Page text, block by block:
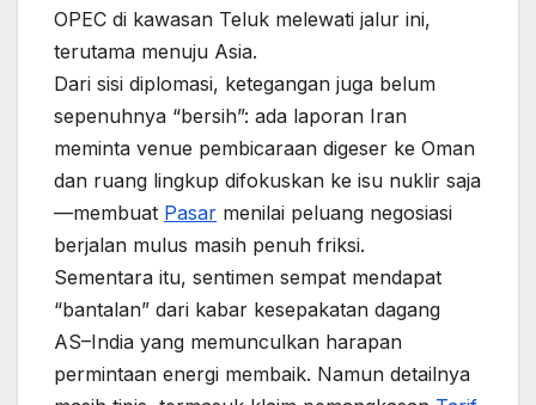
OPEC di kawasan Teluk melewati jalur ini,
terutama menuju Asia.
Dari sisi diplomasi, ketegangan juga belum
sepenuhnya “bersih”: ada laporan Iran
meminta venue pembicaraan digeser ke Oman
dan ruang lingkup difokuskan ke isu nuklir saja
—membuat Pasar menilai peluang negosiasi
berjalan mulus masih penuh friksi.
Sementara itu, sentimen sempat mendapat
“bantalan” dari kabar kesepakatan dagang
AS–India yang memunculkan harapan
permintaan energi membaik. Namun detailnya